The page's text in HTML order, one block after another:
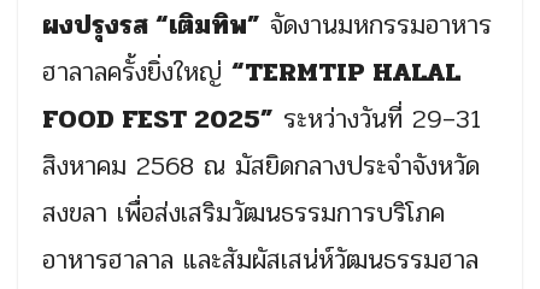
ผงปรุงรส “เติมทิพ” จัดงานมหกรรมอาหาร
ฮาลาลครั้งยิ่งใหญ่ “TERMTIP HALAL
FOOD FEST 2025” ระหว่างวันที่ 29–31
สิงหาคม 2568 ณ มัสยิดกลางประจำจังหวัด
สงขลา เพื่อส่งเสริมวัฒนธรรมการบริโภค
อาหารฮาลาล และสัมผัสเสน่ห์วัฒนธรรมฮาล